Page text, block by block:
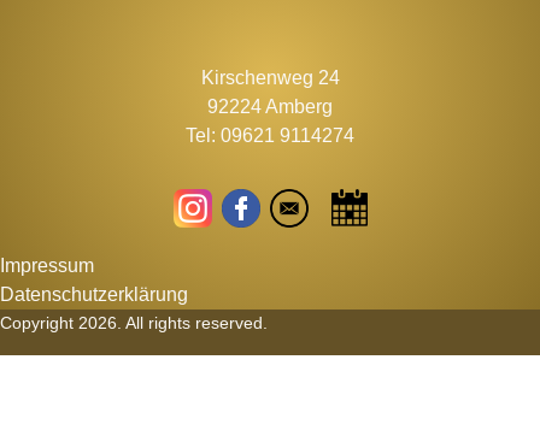
Kirschenweg 24
92224 Amberg
Tel: 09621 9114274
Impressum
Datenschutzerklärung
Copyright 2026. All rights reserved.